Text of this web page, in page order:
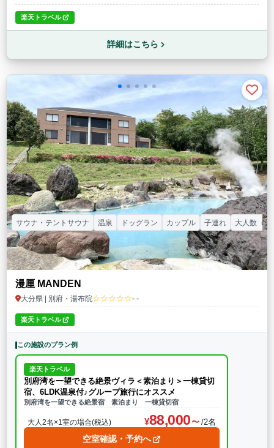
楽天トラベル
詳細はこちら
漫厘 MANDEN
大分県 | 別府・湯布院☆☆☆☆☆- -
サウナ・テントサウナ 温泉 ドッグラン カップル 子連れ 大人数（グ
楽天トラベル
この施設のプラン例
楽天トラベル
別府湾を一望できる絶景ヴィラ＜素泊まり＞一棟貸切
宿、6LDK温泉付♪グループ旅行にオススメ
別府湾を一望できる絶景宿 素泊まり 一棟貸切宿
大人2名×1室の場合(税込) 88,000 /2名
空室確認・予約へ